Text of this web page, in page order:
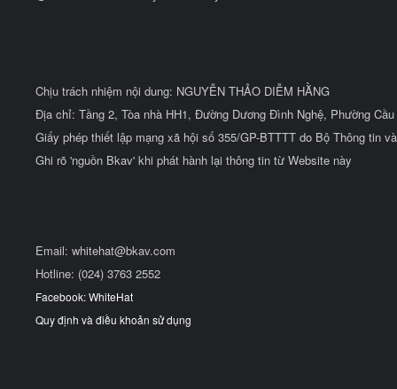
Chịu trách nhiệm nội dung: NGUYỄN THẢO DIỄM HẰNG
Địa chỉ: Tầng 2, Tòa nhà HH1, Đường Dương Đình Nghệ, Phường
Giấy phép thiết lập mạng xã hội số 355/GP-BTTTT do Bộ Thông tin
Ghi rõ 'nguồn Bkav' khi phát hành lại thông tin từ Website này
Email: whitehat@bkav.com
Hotline: (024) 3763 2552
Facebook: WhiteHat
Quy định và điều khoản sử dụng